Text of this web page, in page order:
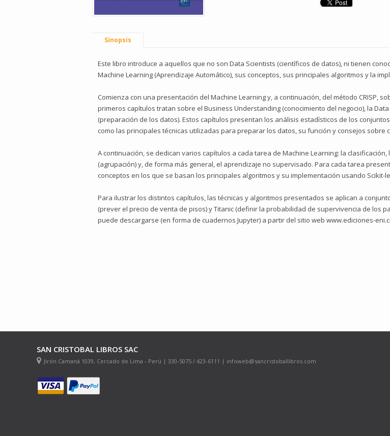
Sinopsis
Este libro introduce a aquellos que no son Data Scientists (científicos de datos), ni tienen
Machine Learning (Apren­dizaje Automático), sus conceptos, sus principales algoritmos y la
Comienza con una presentación del Machine Learning y, a conti­nuación, del método CRISP,
primeros capítulos tratan sobre el Business Understanding (conocimiento del negocio), la
(preparación de los datos). Estos capítulos presentan los análi­sis estadísticos de los
como las principales técnicas utilizadas para preparar los datos, su función y consejos sobre
A continuación, se dedican varios capítulos a cada tarea de Machine Learning: la
(agrupación) y, de forma más general, el aprendizaje no supervisado. Para cada tarea
conceptos en los que se basan los principales algorit­mos y su implementación usando Scikit-
Para ilustrar los distintos capítulos, las técnicas y algoritmos pre­sentados se aplican a
(prever el precio de venta de pisos) y Titanic (definir la probabilidad de supervivencia de los
puede des­cargarse (en forma de cuadernos Jupyter) a partir del sitio web www.ediciones-
SAN CRISTOBAL LIBROS SAC
Jirón Camaná 1039, Cercado de Lima - Perú | 330-5075 / 423-6111 | infoweb@sancristoballibros.com